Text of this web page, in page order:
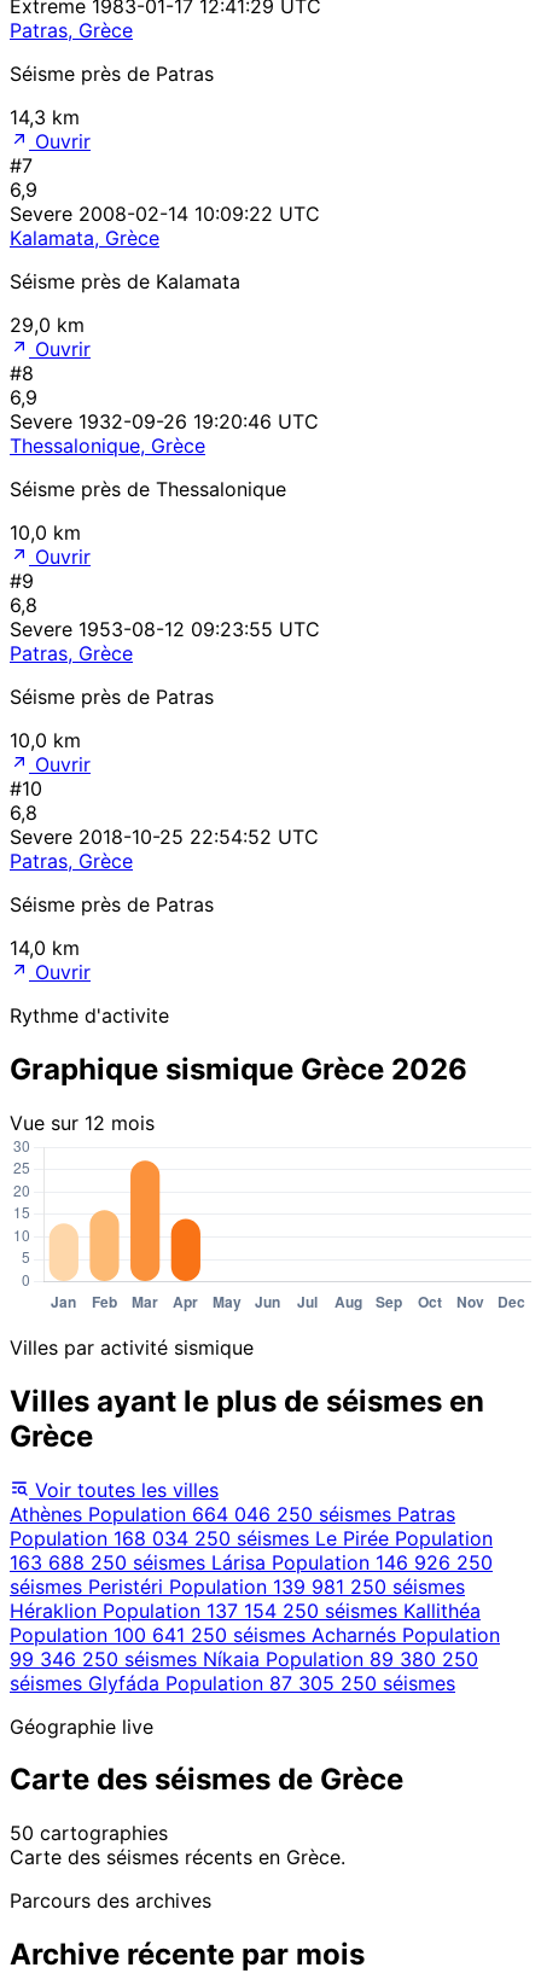
Extreme 1983-01-17 12:41:29 UTC
Patras, Grèce
Séisme près de Patras
14,3 km
Ouvrir
#7
6,9
Severe 2008-02-14 10:09:22 UTC
Kalamata, Grèce
Séisme près de Kalamata
29,0 km
Ouvrir
#8
6,9
Severe 1932-09-26 19:20:46 UTC
Thessalonique, Grèce
Séisme près de Thessalonique
10,0 km
Ouvrir
#9
6,8
Severe 1953-08-12 09:23:55 UTC
Patras, Grèce
Séisme près de Patras
10,0 km
Ouvrir
#10
6,8
Severe 2018-10-25 22:54:52 UTC
Patras, Grèce
Séisme près de Patras
14,0 km
Ouvrir
Rythme d'activite
Graphique sismique Grèce 2026
Vue sur 12 mois
Villes par activité sismique
Villes ayant le plus de séismes en
Grèce
Voir toutes les villes
Athènes Population 664 046 250 séismes Patras
Population 168 034 250 séismes Le Pirée Population
163 688 250 séismes Lárisa Population 146 926 250
séismes Peristéri Population 139 981 250 séismes
Héraklion Population 137 154 250 séismes Kallithéa
Population 100 641 250 séismes Acharnés Population
99 346 250 séismes Níkaia Population 89 380 250
séismes Glyfáda Population 87 305 250 séismes
Géographie live
Carte des séismes de Grèce
50 cartographies
−
Carte des séismes récents en Grèce.
Parcours des archives
Archive récente par mois